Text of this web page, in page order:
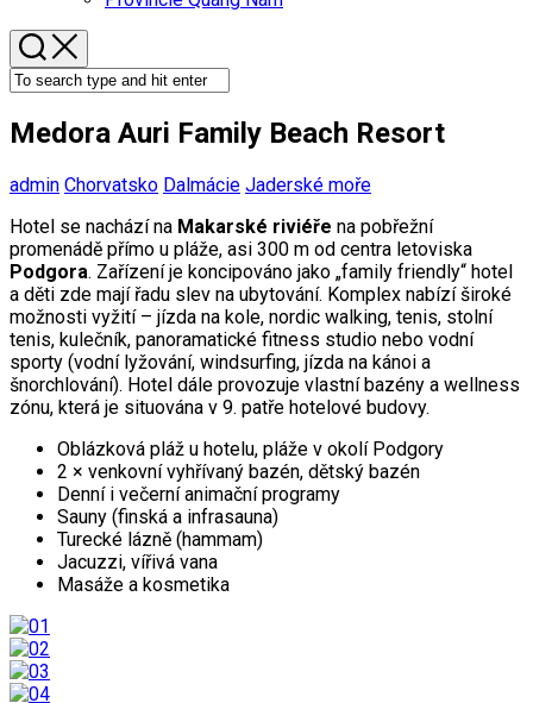
Medora Auri Family Beach Resort
admin Chorvatsko Dalmácie Jaderské moře
Hotel se nachází na Makarské riviéře na pobřežní
promenádě přímo u pláže, asi 300 m od centra letoviska
Podgora. Zařízení je koncipováno jako „family friendly“ hotel
a děti zde mají řadu slev na ubytování. Komplex nabízí široké
možnosti vyžití – jízda na kole, nordic walking, tenis, stolní
tenis, kulečník, panoramatické fitness studio nebo vodní
sporty (vodní lyžování, windsurfing, jízda na kánoi a
šnorchlování). Hotel dále provozuje vlastní bazény a wellness
zónu, která je situována v 9. patře hotelové budovy.
Oblázková pláž u hotelu, pláže v okolí Podgory
2 × venkovní vyhřívaný bazén, dětský bazén
Denní i večerní animační programy
Sauny (finská a infrasauna)
Turecké lázně (hammam)
Jacuzzi, vířivá vana
Masáže a kosmetika